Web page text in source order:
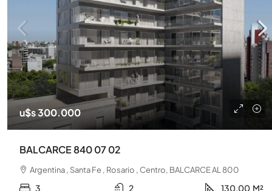
u$s 300.000
BALCARCE 840 07 02
Argentina , Santa Fe , Rosario , Centro, BALCARCE AL 800
3 2 130.00 M²